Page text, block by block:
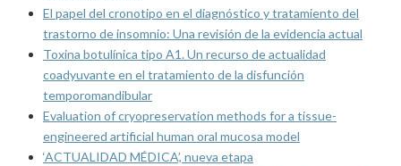
El papel del cronotipo en el diagnóstico y tratamiento del
trastorno de insomnio: Una revisión de la evidencia actual
Toxina botulínica tipo A1. Un recurso de actualidad
coadyuvante en el tratamiento de la disfunción
temporomandibular
Evaluation of cryopreservation methods for a tissue-
engineered artificial human oral mucosa model
‘ACTUALIDAD MÉDICA’, nueva etapa